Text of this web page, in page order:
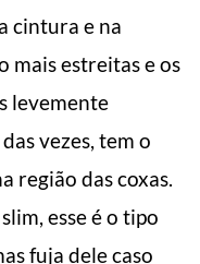
cintura e na
mais estreitas e os
levemente
vezes, tem o
região das coxas.
esse é o tipo
fuja dele caso